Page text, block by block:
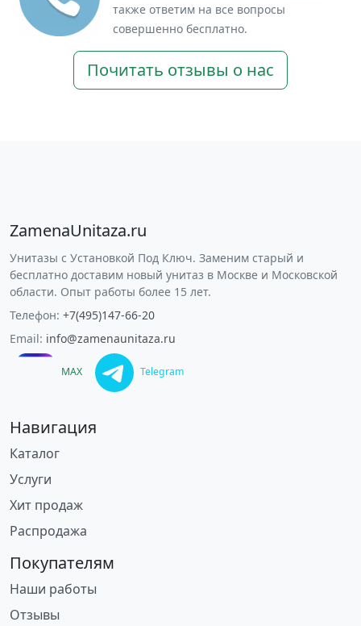
также ответим на все вопросы
совершенно бесплатно.
Почитать отзывы о нас
ZamenaUnitaza.ru
Унитазы с Установкой Под Ключ. Заменим старый и
бесплатно доставим новый унитаз в Москве и Московской
области. Опыт работы более 15 лет.
Телефон: +7(495)147-66-20
Email: info@zamenaunitaza.ru
MAX Telegram
Навигация
Каталог
Услуги
Хит продаж
Распродажа
Покупателям
Наши работы
Отзывы